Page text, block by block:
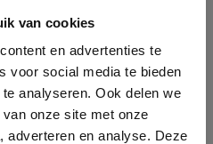
van cookies
en advertenties te
voor social media te bieden
analyseren. Ook delen we
onze site met onze
adverteren en analyse. Deze
was deleted and is no
contact the website
cookies om de
te verbeteren. Door
onze website geeft u
alle cookies in
ons cookiebeleid.Lees